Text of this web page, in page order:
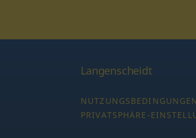
Langenscheidt
NUTZUNGSBEDINGUNGEN
PRIVATSPHÄRE-